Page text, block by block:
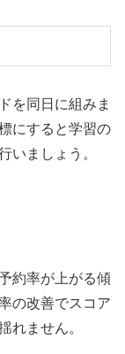
を同日に組みま
にすると学習の
いましょう。
約率が上がる傾
の改善でスコア
れません。